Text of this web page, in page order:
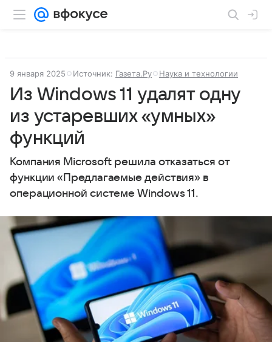
9 января 2025 Источник: Газета.Ру Наука и технологии
Из Windows 11 удалят одну
из устаревших «умных»
функций
Компания Microsoft решила отказаться от
функции «Предлагаемые действия» в
операционной системе Windows 11.